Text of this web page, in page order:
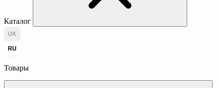
Каталог
UK
RU
Товары